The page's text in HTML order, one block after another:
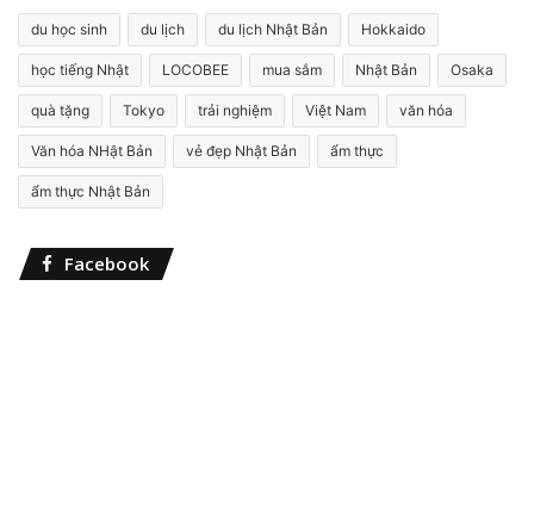
m
k
i
ế
c
h
du học sinh du lịch du lịch Nhật Bản Hokkaido
học tiếng Nhật LOCOBEE mua sắm Nhật Bản Osaka
quà tặng Tokyo trải nghiệm Việt Nam văn hóa
Văn hóa NHật Bản vẻ đẹp Nhật Bản ẩm thực
ẩm thực Nhật Bản
Facebook